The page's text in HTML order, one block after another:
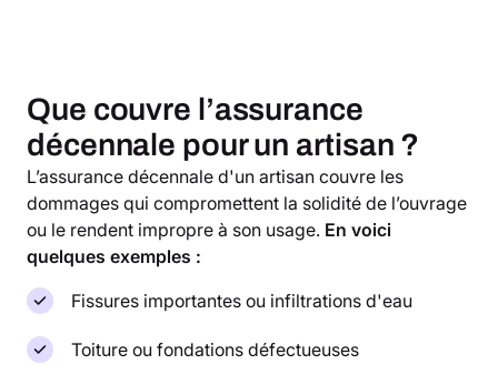
Que couvre l’assurance
décennale pour un artisan ?
L’assurance décennale d'un artisan couvre les
dommages qui compromettent la solidité de l’ouvrage
ou le rendent impropre à son usage. En voici
quelques exemples :
Fissures importantes ou infiltrations d'eau
Toiture ou fondations défectueuses